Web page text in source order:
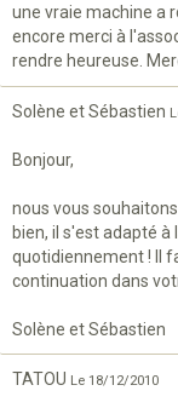
une vraie machine a
encore merci à
rendre heureuse.
Solène et Sébastien
Bonjour,
nous vous
bien, il s'est adapté
quotidiennement ! Il
continuation dans
Solène et Sébastien
TATOU Le 18/12/2010